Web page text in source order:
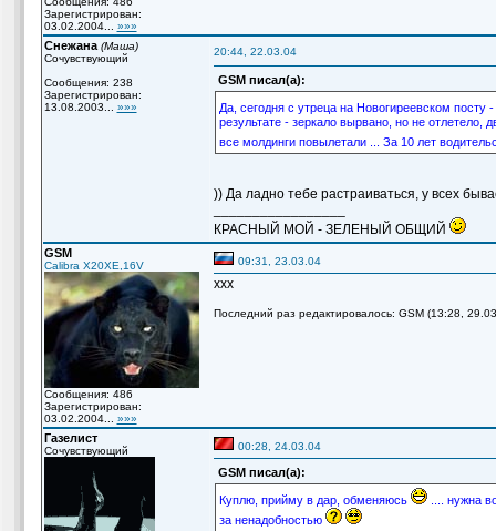
Зарегистрирован:
03.02.2004... »»»
Снежана (Маша)
Сочувствующий
Сообщения: 238
Зарегистрирован:
13.08.2003... »»»
20:44, 22.03.04
GSM писал(а):
Да, сегодня с утреца на Новогиреевском
результате - зеркало вырвано, но не отлетело,
все молдинги повылетали ... За 10 лет
)) Да ладно тебе растраиваться, у всех
КРАСНЫЙ МОЙ - ЗЕЛЕНЫЙ ОБЩИЙ
GSM
Calibra X20XE,16V
Сообщения: 486
Зарегистрирован:
03.02.2004... »»»
09:31, 23.03.04
xxx
Последний раз редактировалось: GSM (13:28,
Газелист
Сочувствующий 00:28, 24.03.04
GSM писал(а):
Куплю, прийму в дар, обменяюсь
.... нужна
за ненадобностью